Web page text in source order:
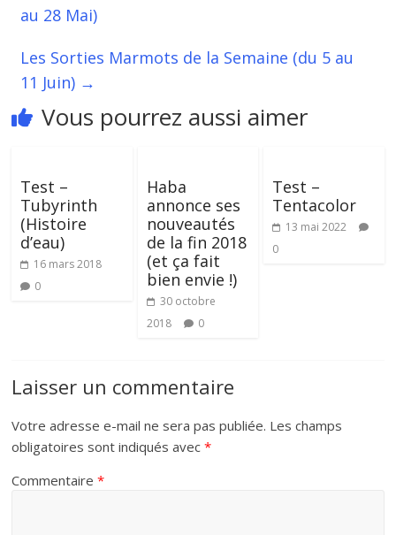
au 28 Mai)
Les Sorties Marmots de la Semaine (du 5 au
11 Juin) →
Vous pourrez aussi aimer
Test –
Tubyrinth
(Histoire
d’eau)
16 mars 2018
0
Haba
annonce ses
nouveautés
de la fin 2018
(et ça fait
bien envie !)
30 octobre
2018
0
Test –
Tentacolor
13 mai 2022
0
Laisser un commentaire
Votre adresse e-mail ne sera pas publiée. Les champs
obligatoires sont indiqués avec*
Commentaire*